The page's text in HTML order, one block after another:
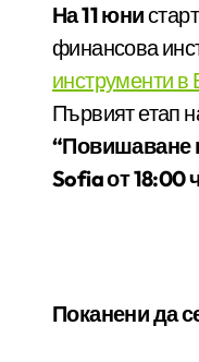
На 11 юни
финансова
инструменти в
Първият етап
“Повишаване
Sofia от 18:00
Поканени да